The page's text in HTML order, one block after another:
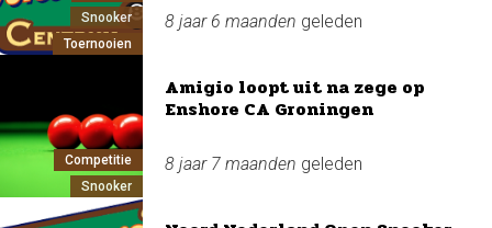
Snooker
Toernooien
8 jaar 6 maanden geleden
Competitie
Snooker
Amigio loopt uit na zege op
Enshore CA Groningen
8 jaar 7 maanden geleden